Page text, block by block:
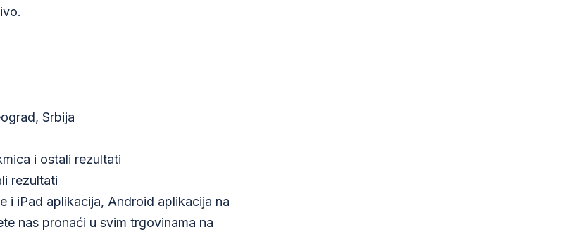
Srbija
i ostali rezultati
rezultati
i iPad aplikacija, Android aplikacija na
nas pronaći u svim trgovinama na